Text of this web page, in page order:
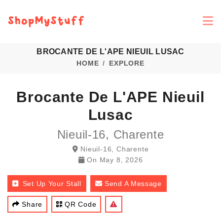
BROCANTE DE L'APE NIEUIL LUSAC
HOME EXPLORE
Brocante De L'APE Nieuil
Lusac
Nieuil-16, Charente
Nieuil-16, Charente
On May 8, 2026
Set Up Your Stall Send A Message
Share QR Code